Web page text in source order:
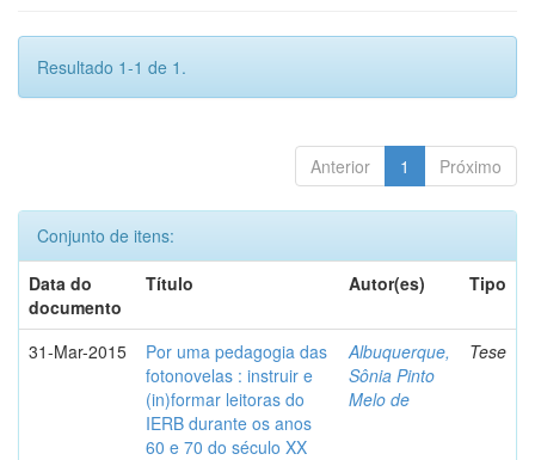
Resultado 1-1 de 1.
Anterior 1 Próximo
Conjunto de itens:
Data do
documento
Título Autor(es) Tipo
31-Mar-2015
Por uma pedagogia das
fotonovelas : instruir e
(in)formar leitoras do
IERB durante os anos
60 e 70 do século XX
Albuquerque,
Sônia Pinto
Melo de
Tese